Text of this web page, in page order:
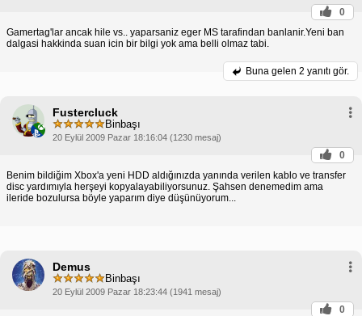
0
Gamertag'lar ancak hile vs.. yaparsaniz eger MS tarafindan banlanir.Yeni ban
dalgasi hakkinda suan icin bir bilgi yok ama belli olmaz tabi.
Buna gelen 2 yanıtı gör.
Fustercluck
Binbaşı
20 Eylül 2009 Pazar 18:16:04 (1230 mesaj)
0
Benim bildiğim Xbox'a yeni HDD aldığınızda yanında verilen kablo ve transfer
disc yardımıyla herşeyi kopyalayabiliyorsunuz. Şahsen denemedim ama
ileride bozulursa böyle yaparım diye düşünüyorum...
Demus
Binbaşı
20 Eylül 2009 Pazar 18:23:44 (1941 mesaj)
0